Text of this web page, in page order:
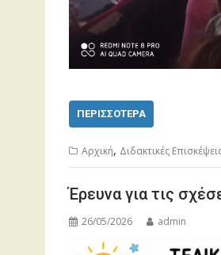
ΠΕΡΙΣΣΌΤΕΡΑ
Aρχική, Διδακτικές
Έρευνα για τις
26/05/2026 admin